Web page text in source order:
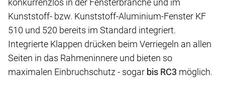
Kunststoff- bzw. Kunststoff-Aluminium-Fenster KF
510 und 520 bereits im Standard integriert.
Integrierte Klappen drücken beim Verriegeln an allen
Seiten in das Rahmeninnere und bieten so
maximalen Einbruchschutz - sogar bis RC3 möglich.